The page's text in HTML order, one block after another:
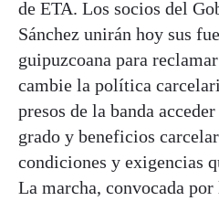
de ETA. Los socios del
Sánchez unirán hoy sus
guipuzcoana para
cambie la política
presos de la banda
grado y beneficios
condiciones y exigencias
La marcha, convocada